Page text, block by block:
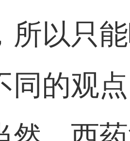
所以只
同的观